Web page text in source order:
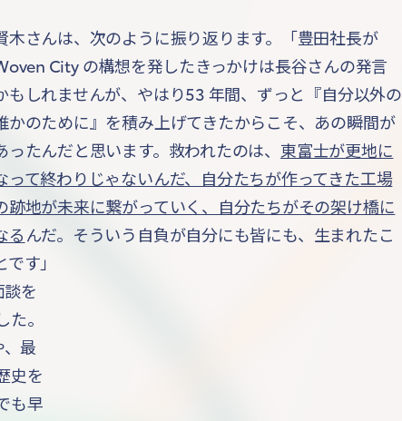
木さんは、次のように振り返ります。「豊田社長が
City の構想を発したきっかけは長谷さんの発言
もしれませんが、やはり53 年間、ずっと『自分以外の
かのために』を積み上げてきたからこそ、あの瞬間が
ったんだと思います。救われたのは、 東富士が更地に
って終わりじゃないんだ、自分たちが作ってきた工場
跡地が未来に繋がっていく、自分たちがその架け橋に
る んだ。そういう自負が自分にも皆にも、生まれたこ
です」
を
た。
最
史を
も早